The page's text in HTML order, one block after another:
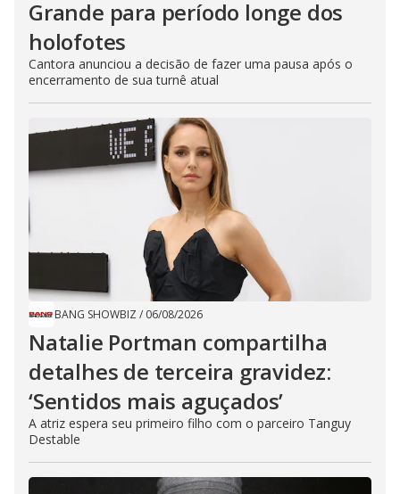
Grande para período longe dos
holofotes
Cantora anunciou a decisão de fazer uma pausa após o
encerramento de sua turnê atual
BANG SHOWBIZ / 06/08/2026
Natalie Portman compartilha
detalhes de terceira gravidez:
‘Sentidos mais aguçados’
A atriz espera seu primeiro filho com o parceiro Tanguy
Destable